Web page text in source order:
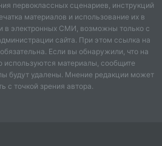
облегчают
материала по
X - начале XII вв.».
Презентация доступна в двух
и адаптации под
первоклассных сценариев, инструкций
материалов и использование их в
в электронных СМИ, возможны только с
сайта. При этом ссылка на
Если вы обнаружили, что на
используются материалы, сообщите
будут удалены. Мнение редакции может
с точкой зрения автора.